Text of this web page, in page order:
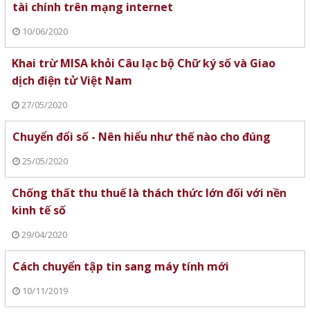
tài chính trên mạng internet
10/06/2020
Khai trừ MISA khỏi Câu lạc bộ Chữ ký số và Giao
dịch điện tử Việt Nam
27/05/2020
Chuyển đổi số - Nên hiểu như thế nào cho đúng
25/05/2020
Chống thất thu thuế là thách thức lớn đối với nền
kinh tế số
29/04/2020
Cách chuyển tập tin sang máy tính mới
10/11/2019